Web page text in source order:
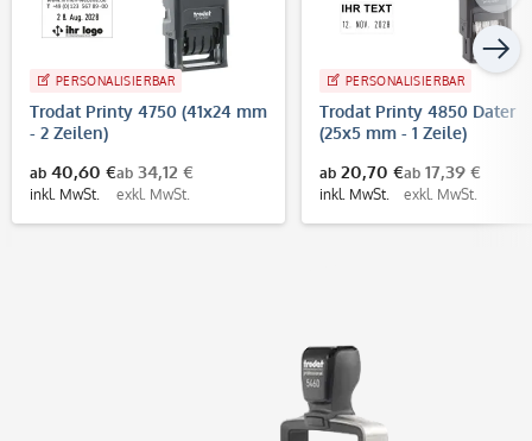
PERSONALISIERBAR
Trodat Printy 4750 (41x24 mm
- 2 Zeilen)
ab 40,60 €
inkl. MwSt.
ab 34,12 €
exkl. MwSt.
PERSONALISIERBAR
Trodat Printy 4850 Dater
(25x5 mm - 1 Zeile)
ab 20,70 €
inkl. MwSt.
ab 17,39 €
exkl. MwSt.